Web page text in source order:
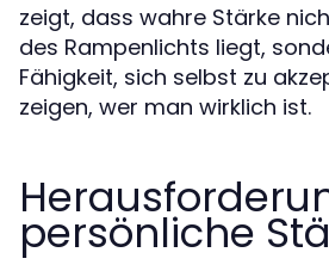
zeigt, dass wahre Stärke
des Rampenlichts liegt,
Fähigkeit, sich selbst zu
zeigen, wer man wirklich ist.
persönliche